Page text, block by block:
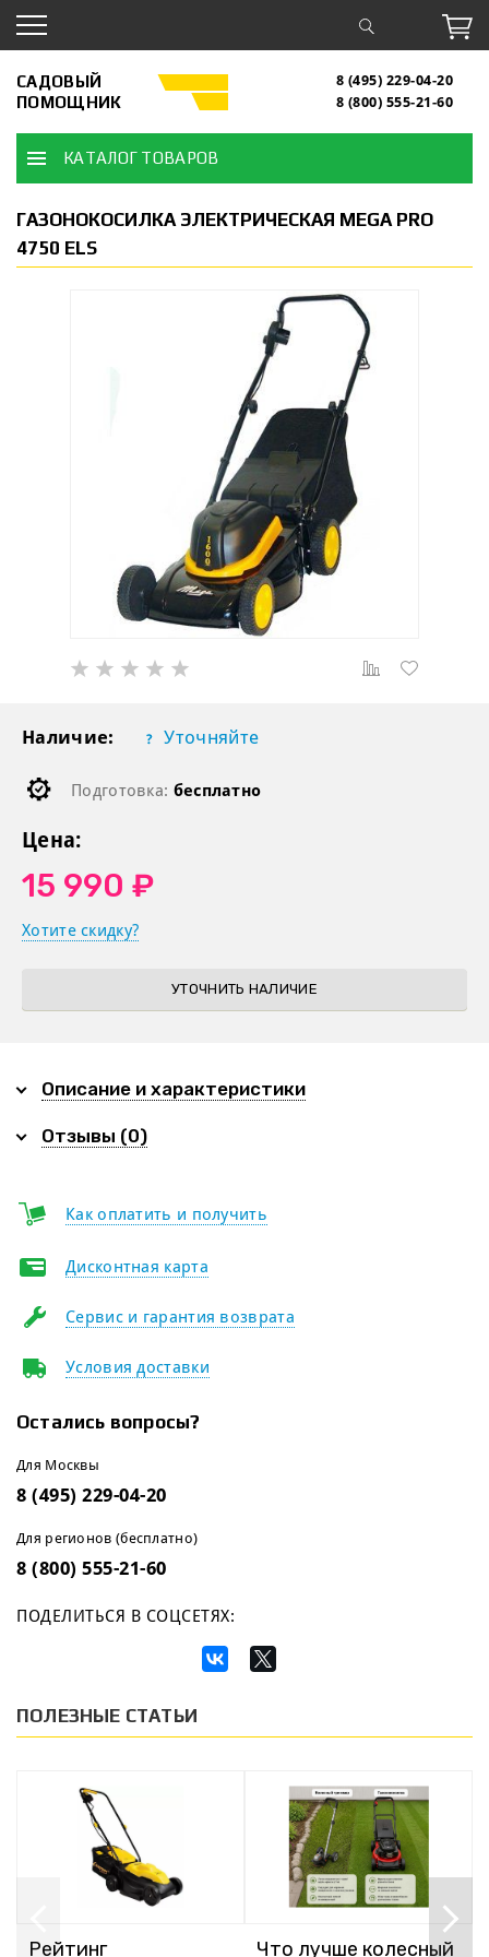
САДОВЫЙ
ПОМОЩНИК
8 (495) 229-04-20
8 (800) 555-21-60
КАТАЛОГ ТОВАРОВ
ГАЗОНОКОСИЛКА ЭЛЕКТРИЧЕСКАЯ MEGA PRO
4750 ELS
Наличие: Уточняйте
Подготовка: бесплатно
Цена:
15 990 ₽
Хотите скидку?
УТОЧНИТЬ НАЛИЧИЕ
Описание и характеристики
Отзывы (0)
Как оплатить и получить
Дисконтная карта
Сервис и гарантия возврата
Условия доставки
Остались вопросы?
Для Москвы
8 (495) 229-04-20
Для регионов (бесплатно)
8 (800) 555-21-60
ПОДЕЛИТЬСЯ В СОЦСЕТЯХ:
ПОЛЕЗНЫЕ СТАТЬИ
Рейтинг Что лучше колесный